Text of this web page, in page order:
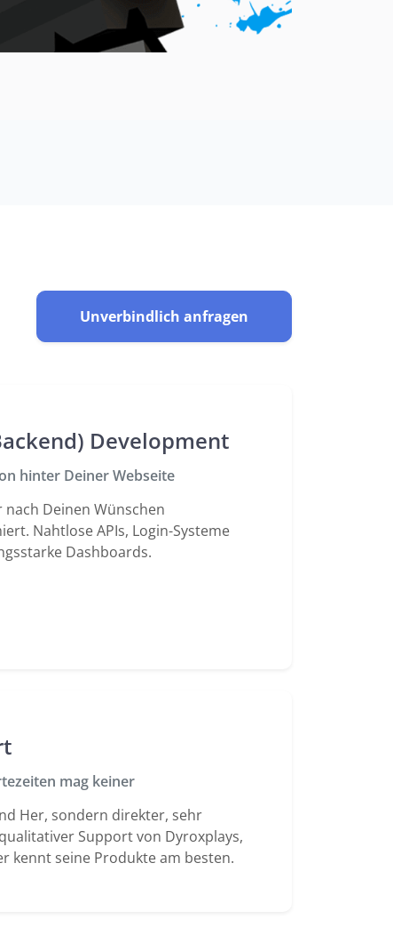
Unverbindlich anfragen
Development
hinter Deiner Webseite
nach Deinen Wünschen
Nahtlose APIs, Login-Systeme
Dashboards.
mag keiner
Her, sondern direkter, sehr
Support von Dyroxplays,
kennt seine Produkte am besten.